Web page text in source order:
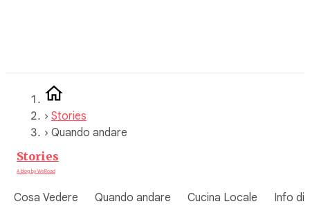
› Stories
› Quando andare
Stories
A blog by WeRoad
Cosa Vedere Quando andare Cucina Locale Info di